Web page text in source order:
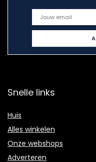
Snelle links
Huis
Alles winkelen
Onze webshops
Adverteren